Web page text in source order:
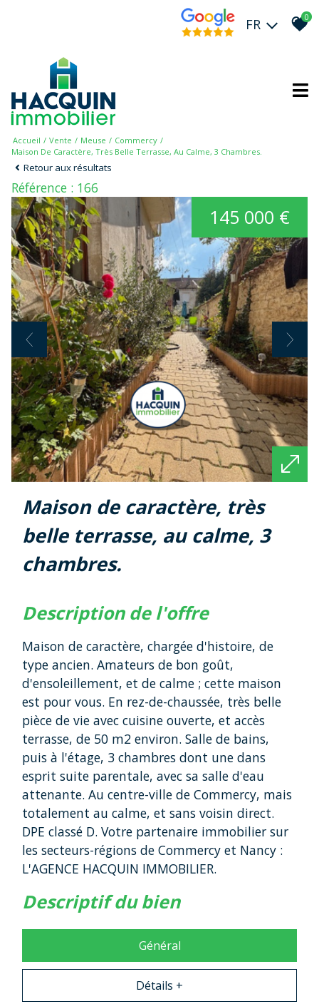
FR 0
Accueil Vente Meuse
Commercy
Maison De Caractère, Très Belle Terrasse, Au Calme, 3 Chambres.
Retour aux résultats
Référence : 166
145 000 €
maison de caractère, très
belle terrasse, au calme, 3
chambres.
description de l'offre
Maison de caractère, chargée d'histoire, de
type ancien. Amateurs de bon goût,
d'ensoleillement, et de calme ; cette maison
est pour vous. En rez-de-chaussée, très belle
pièce de vie avec cuisine ouverte, et accès
terrasse, de 50 m2 environ. Salle de bains,
puis à l'étage, 3 chambres dont une dans
esprit suite parentale, avec sa salle d'eau
attenante. Au centre-ville de Commercy, mais
totalement au calme, et sans voisin direct.
DPE classé D. Votre partenaire immobilier sur
les secteurs-régions de Commercy et Nancy :
L'AGENCE HACQUIN IMMOBILIER.
descriptif du bien
Général
Détails +